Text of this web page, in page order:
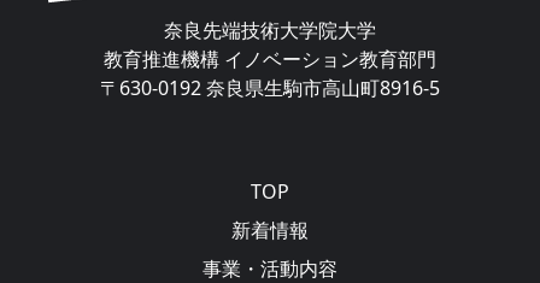
奈良先端技術大学院大学
教育推進機構 イノベーション教育部門
〒630-0192 奈良県生駒市高山町8916-5
TOP
新着情報
事業・活動内容